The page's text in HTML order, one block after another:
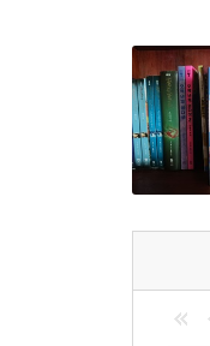
데 여념
아이’로
“나 또는
너머로
어떠할지
독고솜
내가 가
다만 저